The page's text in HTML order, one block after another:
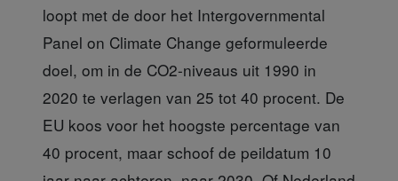
loopt met de door het Intergovernmental
Panel on Climate Change geformuleerde
doel, om in de CO2-niveaus uit 1990 in
2020 te verlagen van 25 tot 40 procent. De
EU koos voor het hoogste percentage van
40 procent, maar schoof de peildatum 10